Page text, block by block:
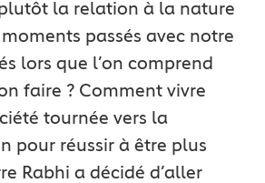
la relation à la nature
passés avec notre
lors que l’on comprend
faire ? Comment vivre
tournée vers la
pour réussir à être plus
Rabhi a décidé d’aller